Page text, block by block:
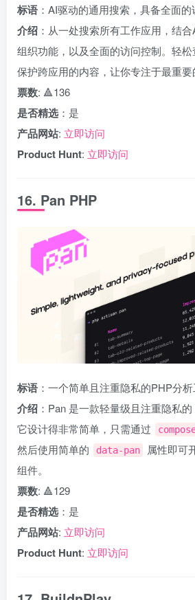
标语 ：AI驱动的通用搜索，具备全面
介绍 ：从一处搜索所有工作应用，结
组织功能，以及全面的访问控制。轻
保护跨应用的内容，让你专注于最重要
票数: 🔺136
是否精选 ：是
产品网站: 立即访问
Product Hunt: 立即访问
16. Pan PHP
标语 ：一个简单且注重隐私的PHP分
介绍 ：Pan 是一款轻量级且注重隐私的
它设计得非常简单，只需通过
然后使用简单的
data-pan
属性即可
组件。
票数: 🔺129
是否精选 ：是
产品网站: 立即访问
Product Hunt: 立即访问